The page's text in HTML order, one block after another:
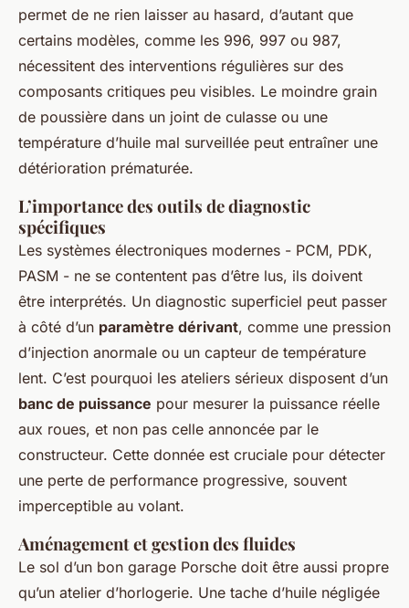
permet de ne rien laisser au hasard, d’autant que
certains modèles, comme les 996, 997 ou 987,
nécessitent des interventions régulières sur des
composants critiques peu visibles. Le moindre grain
de poussière dans un joint de culasse ou une
température d’huile mal surveillée peut entraîner une
détérioration prématurée.
L’importance des outils de diagnostic
spécifiques
Les systèmes électroniques modernes - PCM, PDK,
PASM - ne se contentent pas d’être lus, ils doivent
être interprétés. Un diagnostic superficiel peut passer
à côté d’un paramètre dérivant, comme une pression
d’injection anormale ou un capteur de température
lent. C’est pourquoi les ateliers sérieux disposent d’un
banc de puissance pour mesurer la puissance réelle
aux roues, et non pas celle annoncée par le
constructeur. Cette donnée est cruciale pour détecter
une perte de performance progressive, souvent
imperceptible au volant.
Aménagement et gestion des fluides
Le sol d’un bon garage Porsche doit être aussi propre
qu’un atelier d’horlogerie. Une tache d’huile négligée